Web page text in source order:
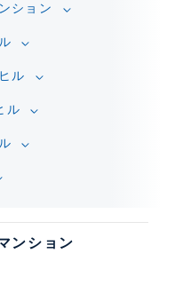
ション
ル
ル
ンション